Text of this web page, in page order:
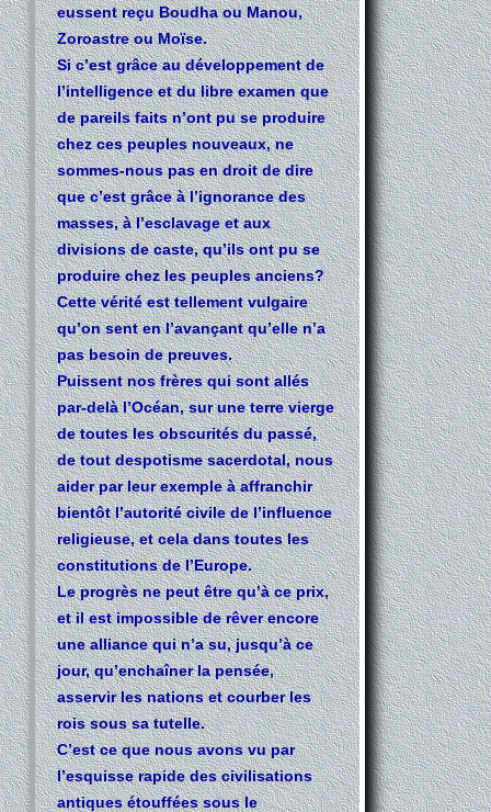
eussent reçu Boudha ou Manou,
Zoroastre ou Moïse.
Si c’est grâce au développement de
l’intelligence et du libre examen que
de pareils faits n’ont pu se produire
chez ces peuples nouveaux, ne
sommes-nous pas en droit de dire
que c’est grâce à l’ignorance des
masses, à l’esclavage et aux
divisions de caste, qu’ils ont pu se
produire chez les peuples anciens?
Cette vérité est tellement vulgaire
qu’on sent en l’avançant qu’elle n’a
pas besoin de preuves.
Puissent nos frères qui sont allés
par-delà l’Océan, sur une terre vierge
de toutes les obscurités du passé,
de tout despotisme sacerdotal, nous
aider par leur exemple à affranchir
bientôt l’autorité civile de l’influence
religieuse, et cela dans toutes les
constitutions de l’Europe.
Le progrès ne peut être qu’à ce prix,
et il est impossible de rêver encore
une alliance qui n’a su, jusqu’à ce
jour, qu’enchaîner la pensée,
asservir les nations et courber les
rois sous sa tutelle.
C’est ce que nous avons vu par
l’esquisse rapide des civilisations
antiques étouffées sous le